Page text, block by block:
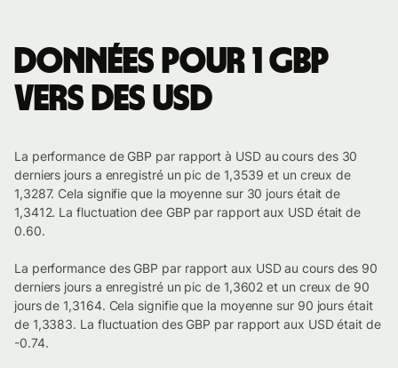
Données pour 1 GBP
vers des USD
La performance de GBP par rapport à USD au cours des 30
derniers jours a enregistré un pic de 1,3539 et un creux de
1,3287. Cela signifie que la moyenne sur 30 jours était de
1,3412. La fluctuation dee GBP par rapport aux USD était de
0.60.
La performance des GBP par rapport aux USD au cours des 90
derniers jours a enregistré un pic de 1,3602 et un creux de 90
jours de 1,3164. Cela signifie que la moyenne sur 90 jours était
de 1,3383. La fluctuation des GBP par rapport aux USD était de
-0.74.